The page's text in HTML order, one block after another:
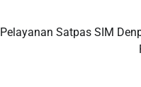
Pelayanan Satpas SIM